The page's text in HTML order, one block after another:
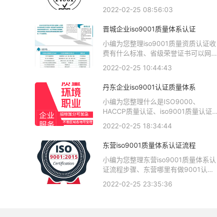
文！
防维保质量保证体系、iso9001质量体
系怎么保证被认证iso三体系认证质量
相关iso体系认证知识，详情可查看下
方正文！
2022-02-25 08:56:03
晋城企业iso9001质量体系认证
小编为您整理iso9001质量资质认证收
费有什么标准、省级荣誉证书可以网
盐城ISO9000认证、企业资质晋升审
查时怎样鉴别发票真伪、取得
ISO9000内审额、资格证书之后，晋
升到中级、高级的审核员的渠道和要
有哪些、运城ISO9001认证相关iso体
2022-02-25 10:44:43
丹东企业iso9001认证质量体系
小编为您整理什么是ISO9000、
HACCP质量认证、iso9001质量认证
什么是iso9001质量认证、iso9000质
量标准认证是什么相关iso体系认证知
识，详情可查看下方正文！
2022-02-25 18:34:44
东营iso9001质量体系认证流程
小编为您整理东营iso9001质量体系认
证流程步骤、东营哪里有做9001认证
iso9001质量认证怎么办理、东营
2022-02-25 23:35:36